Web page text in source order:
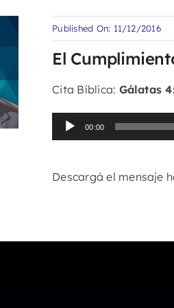
Published On: 11/12/2016
El
Cita Bíblica: Gálatas
Reproductor
de
00:00
Descargá el mensaje